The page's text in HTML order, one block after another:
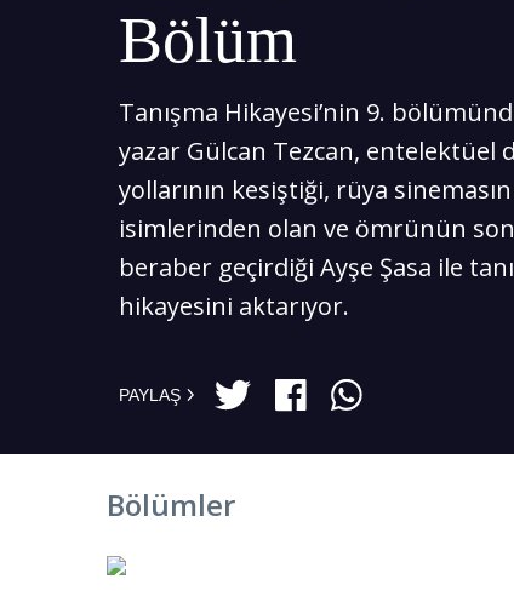
Bölüm
Tanışma Hikayesi’nin 9.
yazar Gülcan Tezcan, entelektüel
yollarının kesiştiği, rüya
isimlerinden olan ve ömrünün
beraber geçirdiği Ayşe Şasa ile
hikayesini aktarıyor.
PAYLAŞ
Bölümler